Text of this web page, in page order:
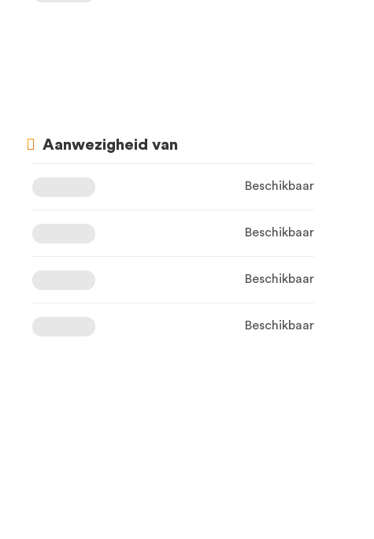
Aanwezigheid van
Beschikbaar
Beschikbaar
Beschikbaar
Beschikbaar